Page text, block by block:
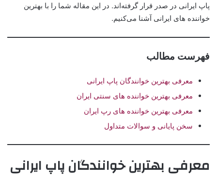
پاپ ایرانی در صدر قرار گرفته‌اند. در این مقاله شما را با بهترین
خواننده های ایرانی آشنا می‌کنیم.
فهرست مطالب
معرفی بهترین خوانندگان پاپ ایرانی
معرفی بهترین خواننده های سنتی ایران
معرفی بهترین خواننده های رپ ایران
سخن پایانی و سوالات متداول
معرفی بهترین خوانندگان پاپ ایرانی